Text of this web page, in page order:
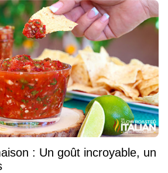
: Un goût incroyable, un